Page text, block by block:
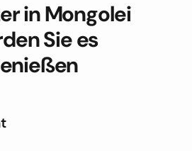
in Mongolei
Sie es